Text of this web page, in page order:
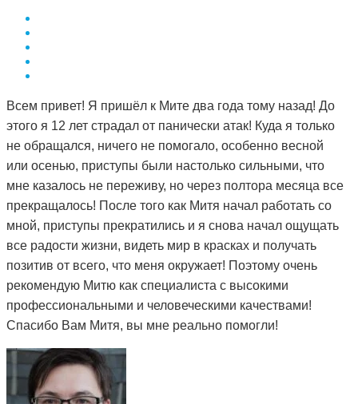
Всем привет! Я пришёл к Мите два года тому назад! До
этого я 12 лет страдал от панически атак! Куда я только
не обращался, ничего не помогало, особенно весной
или осенью, приступы были настолько сильными, что
мне казалось не переживу, но через полтора месяца все
прекращалось! После того как Митя начал работать со
мной, приступы прекратились и я снова начал ощущать
все радости жизни, видеть мир в красках и получать
позитив от всего, что меня окружает! Поэтому очень
рекомендую Митю как специалиста с высокими
профессиональными и человеческими качествами!
Спасибо Вам Митя, вы мне реально помогли!